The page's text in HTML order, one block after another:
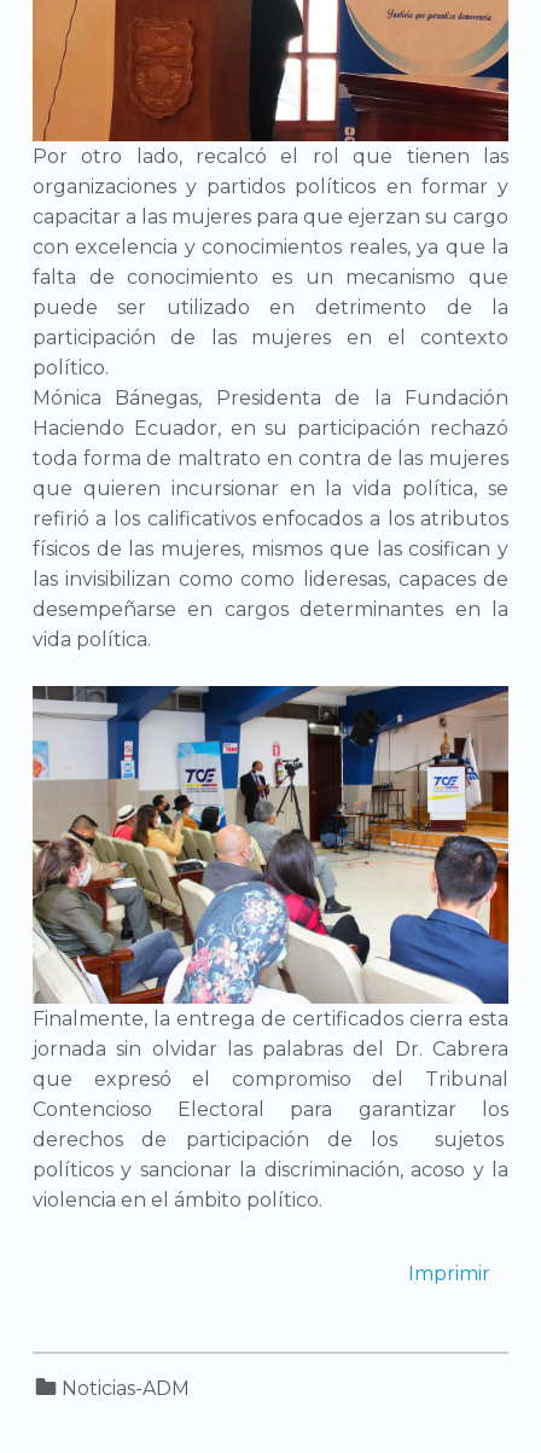
Por otro lado, recalcó el rol que tienen las
organizaciones y partidos políticos en formar y
capacitar a las mujeres para que ejerzan su cargo
con excelencia y conocimientos reales, ya que la
falta de conocimiento es un mecanismo que
puede ser utilizado en detrimento de la
participación de las mujeres en el contexto
político.
Mónica Bánegas, Presidenta de la Fundación
Haciendo Ecuador, en su participación rechazó
toda forma de maltrato en contra de las mujeres
que quieren incursionar en la vida política, se
refirió a los calificativos enfocados a los atributos
físicos de las mujeres, mismos que las cosifican y
las invisibilizan como como lideresas, capaces de
desempeñarse en cargos determinantes en la
vida política.
Finalmente, la entrega de certificados cierra esta
jornada sin olvidar las palabras del Dr. Cabrera
que expresó el compromiso del Tribunal
Contencioso Electoral para garantizar los
derechos de participación de los sujetos
políticos y sancionar la discriminación, acoso y la
violencia en el ámbito político.
Imprimir
Noticias-ADM